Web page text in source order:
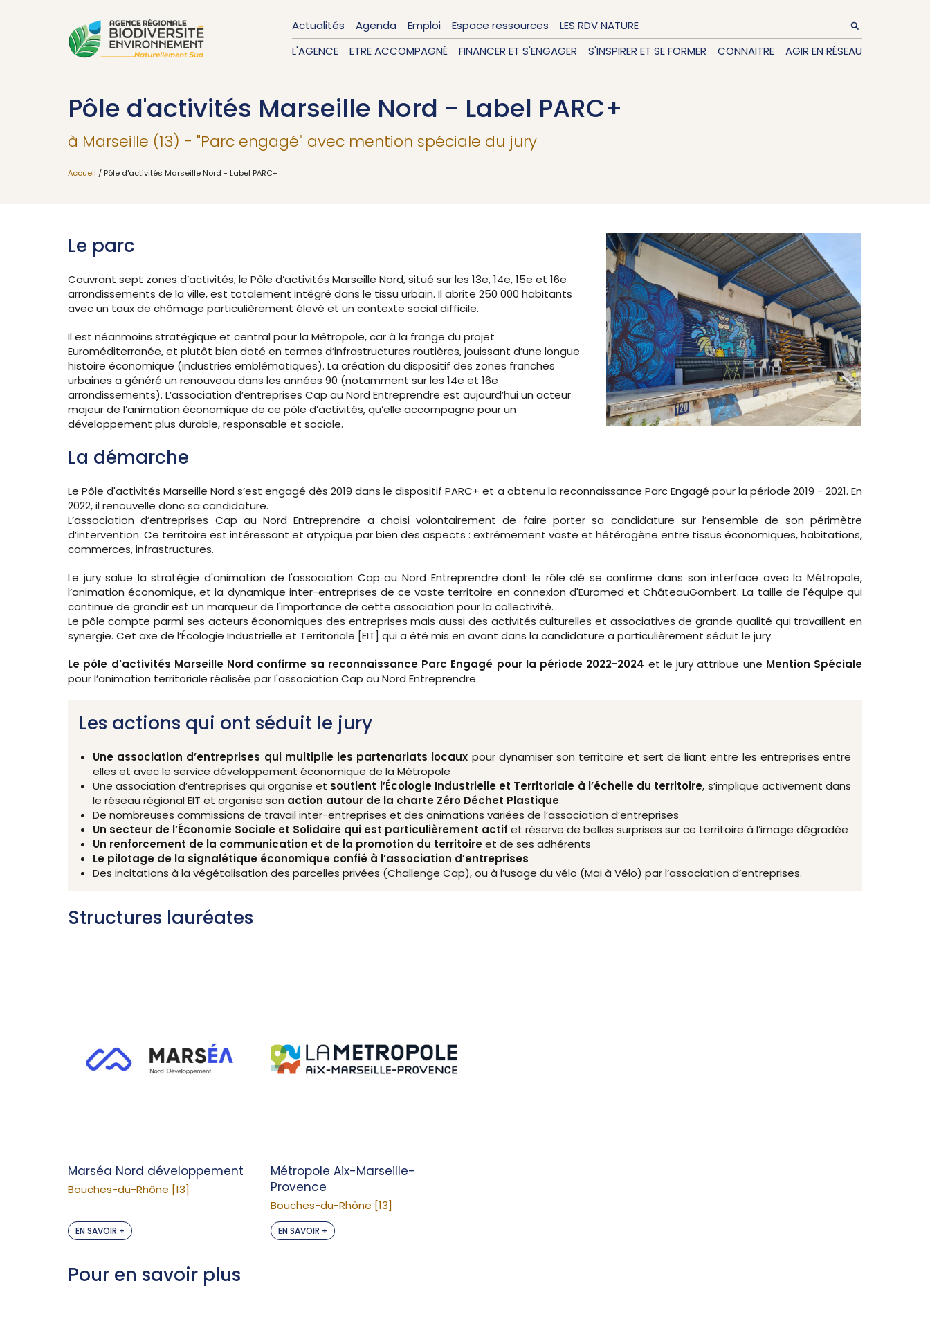
Actualités Agenda Emploi Espace ressources
LES RDV NATURE
L'AGENCE
ETRE ACCOMPAGNÉ FINANCER ET S'ENGAGER S'INSPIRER ET SE FORMER CONNAITRE AGIR EN RÉSEAU
Pôle d'activités Marseille Nord - Label PARC+
à Marseille (13) - "Parc engagé" avec mention spéciale du jury
Accueil / Pôle d'activités Marseille Nord - Label PARC+
Le parc
Couvrant sept zones d’activités, le Pôle d’activités Marseille Nord, situé sur les 13e, 14e, 15e et 16e
arrondissements de la ville, est totalement intégré dans le tissu urbain. Il abrite 250 000 habitants
avec un taux de chômage particulièrement élevé et un contexte social difficile.
Il est néanmoins stratégique et central pour la Métropole, car à la frange du projet
Euroméditerranée, et plutôt bien doté en termes d’infrastructures routières, jouissant d’une longue
histoire économique (industries emblématiques). La création du dispositif des zones franches
urbaines a généré un renouveau dans les années 90 (notamment sur les 14e et 16e
arrondissements). L’association d’entreprises Cap au Nord Entreprendre est aujourd’hui un acteur
majeur de l’animation économique de ce pôle d’activités, qu’elle accompagne pour un
développement plus durable, responsable et sociale.
La démarche
Le Pôle d'activités Marseille Nord s’est engagé dès 2019 dans le dispositif PARC+ et a obtenu la reconnaissance Parc Engagé pour la période 2019 - 2021. En
2022, il renouvelle donc sa candidature.
L’association d’entreprises Cap au Nord Entreprendre a choisi volontairement de faire porter sa candidature sur l’ensemble de son périmètre
d’intervention. Ce territoire est intéressant et atypique par bien des aspects : extrêmement vaste et hétérogène entre tissus économiques, habitations,
commerces, infrastructures.
Le jury salue la stratégie d'animation de l'association Cap au Nord Entreprendre dont le rôle clé se confirme dans son interface avec la Métropole,
l’animation économique, et la dynamique inter-entreprises de ce vaste territoire en connexion d'Euromed et ChâteauGombert. La taille de l'équipe qui
continue de grandir est un marqueur de l'importance de cette association pour la collectivité.
Le pôle compte parmi ses acteurs économiques des entreprises mais aussi des activités culturelles et associatives de grande qualité qui travaillent en
synergie. Cet axe de l’Écologie Industrielle et Territoriale [EIT] qui a été mis en avant dans la candidature a particulièrement séduit le jury.
Le pôle d'activités Marseille Nord confirme sa reconnaissance Parc Engagé pour la période 2022-2024 et le jury attribue une Mention Spéciale
pour l’animation territoriale réalisée par l'association Cap au Nord Entreprendre.
Les actions qui ont séduit le jury
Une association d’entreprises qui multiplie les partenariats locaux pour dynamiser son territoire et sert de liant entre les entreprises entre
elles et avec le service développement économique de la Métropole
Une association d’entreprises qui organise et soutient l’Écologie Industrielle et Territoriale à l’échelle du territoire, s’implique activement dans
le réseau régional EIT et organise son action autour de la charte Zéro Déchet Plastique
De nombreuses commissions de travail inter-entreprises et des animations variées de l’association d’entreprises
Un secteur de l’Économie Sociale et Solidaire qui est particulièrement actif et réserve de belles surprises sur ce territoire à l’image dégradée
Un renforcement de la communication et de la promotion du territoireet de ses adhérents
Le pilotage de la signalétique économique confié à l’association d’entreprises
Des incitations à la végétalisation des parcelles privées (Challenge Cap), ou à l’usage du vélo (Mai à Vélo) par l’association d’entreprises.
Structures lauréates
Marséa Nord développement
Bouches-du-Rhône [13]
EN SAVOIR +
Métropole Aix-Marseille-
Provence
Bouches-du-Rhône [13]
EN SAVOIR +
Pour en savoir plus